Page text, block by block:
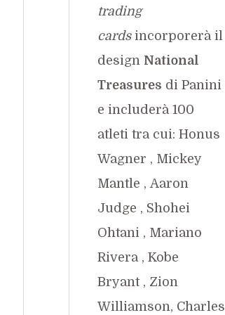
trading
cardsincorporerà il
design National
Treasures di Panini
e includerà 100
atleti tra cui: Honus
Wagner , Mickey
Mantle , Aaron
Judge , Shohei
Ohtani , Mariano
Rivera , Kobe
Bryant, Zion
Williamson, Charles